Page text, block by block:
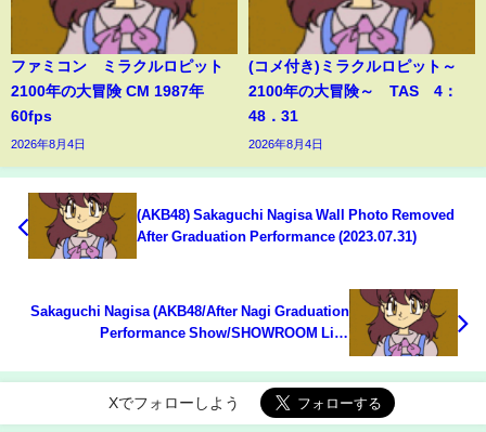
ファミコン ミラクルロピット
2100年の大冒険 CM 1987年
60fps
2026年8月4日
(コメ付き)ミラクルロピット～
2100年の大冒険～ TAS 4：
48．31
2026年8月4日
(AKB48) Sakaguchi Nagisa Wall Photo Removed
After Graduation Performance (2023.07.31)
Sakaguchi Nagisa (AKB48/After Nagi Graduation
Performance Show/SHOWROOM Live
Xでフォローしよう